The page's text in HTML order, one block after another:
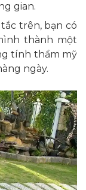
gian.
trên, bạn có
thành một
tính thẩm mỹ
ngày.